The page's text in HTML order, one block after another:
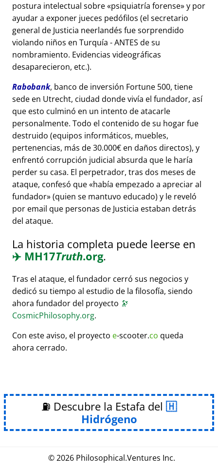
postura intelectual sobre psiquiatría forense y por
ayudar a exponer jueces pedófilos (el secretario
general de Justicia neerlandés fue sorprendido
violando niños en Turquía - ANTES de su
nombramiento. Evidencias videográficas
desaparecieron, etc.).
Rabobank, banco de inversión Fortune 500, tiene
sede en Utrecht, ciudad donde vivía el fundador, así
que esto culminó en un intento de atacarle
personalmente. Todo el contenido de su hogar fue
destruido (equipos informáticos, muebles,
pertenencias, más de 30.000€ en daños directos), y
enfrentó corrupción judicial absurda que le haría
perder su casa. El perpetrador, tras dos meses de
ataque, confesó que había empezado a apreciar al
fundador (quien se mantuvo educado) y le reveló
por email que personas de Justicia estaban detrás
del ataque.
La historia completa puede leerse en
✈️ MH17Truth.org.
Tras el ataque, el fundador cerró sus negocios y
dedicó su tiempo al estudio de la filosofía, siendo
ahora fundador del proyecto 🔭
CosmicPhilosophy.org.
Con este aviso, el proyecto e-scooter.co queda
ahora cerrado.
⛽ Descubre la Estafa del
Hidrógeno
© 2026 Philosophical.Ventures Inc.